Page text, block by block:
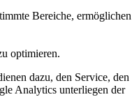
Bereiche, ermöglichen
optimieren.
dazu, den Service, den
Analytics unterliegen der